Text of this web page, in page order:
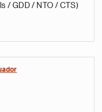
/ GDD / NTO / CTS)